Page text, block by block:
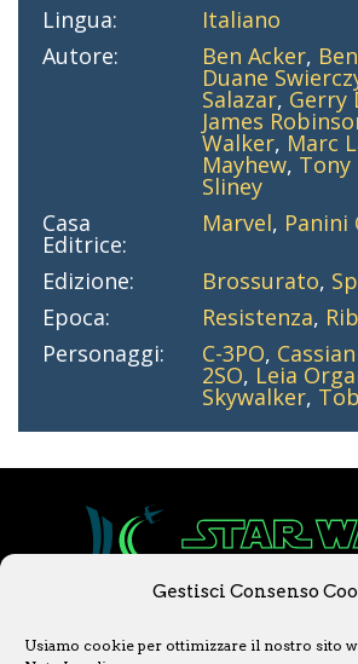
Gestisci Consenso
Usiamo cookie per ottimizzare il nostro sito
Lingua:
Italiano
Autore:
Ben Acker,
Duane
Salazar, Gerry
James
Walker, Marc
Mayhew, Tony
Sliney
Casa
Editrice:
Marvel, Panini
Edizione:
Brossurato,
Epoca:
Resistenza,
Personaggi:
C-3PO,
2SO, Leia
Skywalker,
Questo sito non è collegato a